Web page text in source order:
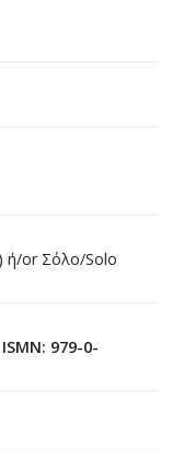
ή/or Σόλο/Solo
979-0-